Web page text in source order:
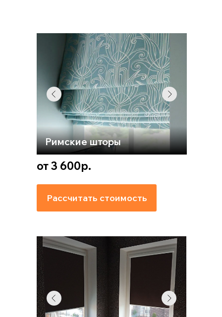
Рассчитать стоимость
от 3 600р.
Римские шторы